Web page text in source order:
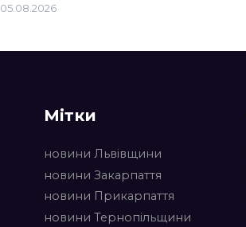
05.08.2026
Мітки
новини Львівщини
новини Закарпаття
новини Прикарпаття
новини Тернопільщини